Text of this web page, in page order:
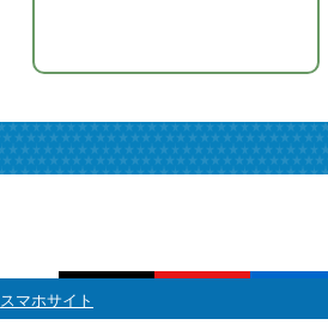
スマホサイト